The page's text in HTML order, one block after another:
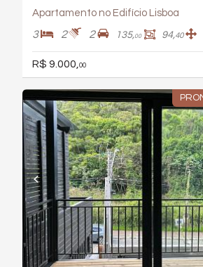
Apartamento no Edifício Lisboa
3 2 2 135,00 94,40
R$ 9.000, 00